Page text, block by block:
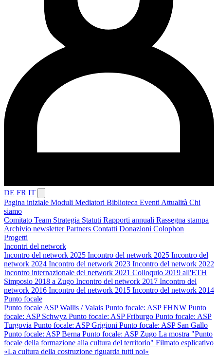
DE FR IT
Pagina iniziale Moduli Mediatori Biblioteca Eventi Attualità Chi
siamo
Comitato Team Strategia Statuti Rapporti annuali Rassegna stampa
Archivio newsletterPartners Contatti Donazioni Colophon
Progetti
Incontri del network
Incontro del network 2025 Incontro del network 2025 Incontro del
network 2024 Incontro del network 2023 Incontro del network 2022
Incontro internazionale del network 2021 Colloquio 2019 all'ETH
Simposio 2018 a Zugo Incontro del network 2017 Incontro del
network 2016 Incontro del network 2015 Incontro del network 2014
Punto focale
Punto focale ASP Wallis / Valais Punto focale: ASP FHNW Punto
focale: ASP Schwyz Punto focale: ASP Friburgo Punto focale: ASP
Turgovia Punto focale: ASP Grigioni Punto focale: ASP San Gallo
Punto focale: ASP Berna Punto focale: ASP Zugo La mostra "Punto
focale della formazione alla cultura del territorio" Filmato esplicativo
«La cultura della costruzione riguarda tutti noi»